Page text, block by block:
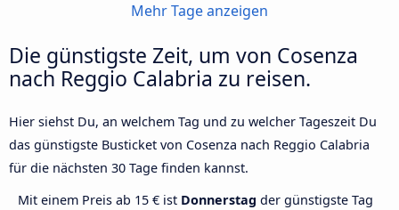
Mehr Tage anzeigen
Die günstigste Zeit, um von Cosenza
nach Reggio Calabria zu reisen.
Hier siehst Du, an welchem Tag und zu welcher Tageszeit Du
das günstigste Busticket von Cosenza nach Reggio Calabria
für die nächsten 30 Tage finden kannst.
Mit einem Preis ab 15 € ist Donnerstag der günstigste Tag